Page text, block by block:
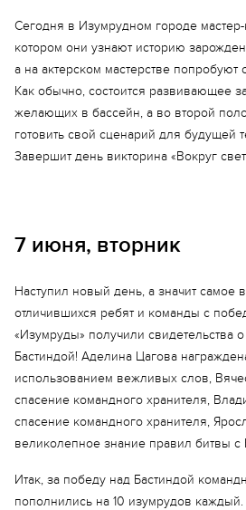
Еще 4 фото
Сегодня в Изумрудном городе мастер-
котором они узнают историю
а на актерском мастерстве попробуют
Как обычно, состоится развивающее
желающих в бассейн, а во второй
готовить свой сценарий для будущей
Завершит день викторина «Вокруг
7 июня, вторник
Наступил новый день, а значит самое
отличившихся ребят и команды с
«Изумруды» получили свидетельства
Бастиндой! Аделина Цагова
использованием вежливых слов,
спасение командного хранителя,
спасение командного хранителя,
великолепное знание правил битвы с
Итак, за победу над Бастиндой
пополнились на 10 изумрудов